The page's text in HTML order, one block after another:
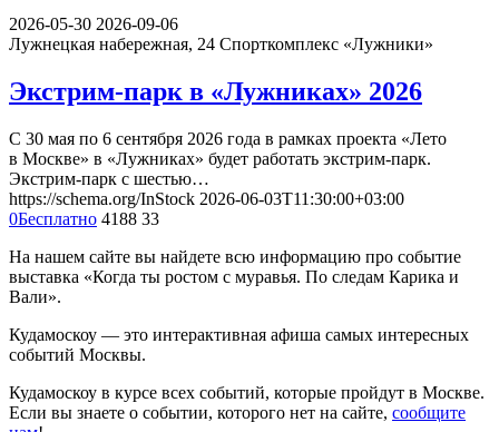
2026-05-30 2026-09-06
Лужнецкая набережная, 24 Спорткомплекс «Лужники»
Экстрим-парк в «Лужниках» 2026
С 30 мая по 6 сентября 2026 года в рамках проекта «Лето
в Москве» в «Лужниках» будет работать экстрим-парк.
Экстрим-парк с шестью…
https://schema.org/InStock 2026-06-03T11:30:00+03:00
0Бесплатно 4188 33
На нашем сайте вы найдете всю информацию про событие
выставка «Когда ты ростом с муравья. По следам Карика и
Вали».
Кудамоскоу — это интерактивная афиша самых интересных
событий Москвы.
Кудамоскоу в курсе всех событий, которые пройдут в Москве.
Если вы знаете о событии, которого нет на сайте, сообщите